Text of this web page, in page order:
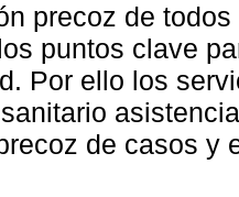
precoz de
puntos clave
Por ello los
de casos y